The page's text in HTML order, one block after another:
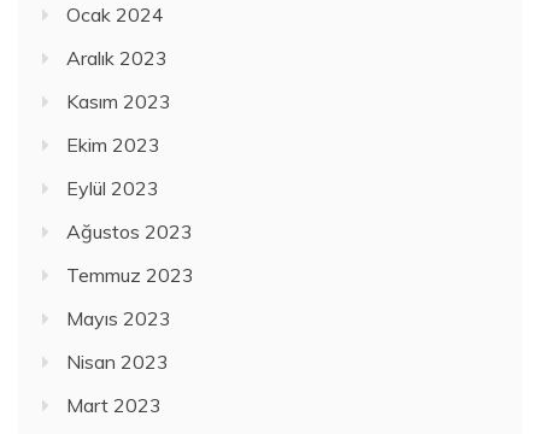
Ocak 2024
Aralık 2023
Kasım 2023
Ekim 2023
Eylül 2023
Ağustos 2023
Temmuz 2023
Mayıs 2023
Nisan 2023
Mart 2023